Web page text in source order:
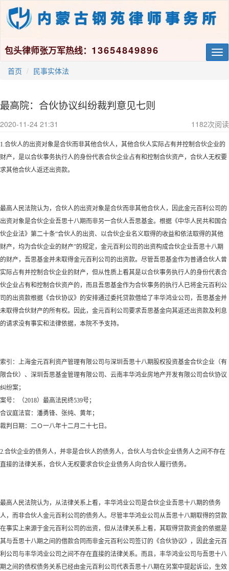
包头律师张万军热线： 13654849896
首页 民事实体法
最高院：合伙协议纠纷裁判意见七则
2020-11-24 21:31 1182次阅读
1.合伙人的出资对象是合伙而非其他合伙人，其他合伙人实际占有并控制合伙企业的
财产，是以合伙事务执行人的身份代表合伙企业占有和控制合伙资产，合伙人无权要
求其他合伙人返还出资款。
最高人民法院认为，合伙人的出资对象是合伙而非其他合伙人，因此金元百利公司的
出资对象是合伙企业吾思十八期而非另一合伙人吾思基金。根据《中华人民共和国合
伙企业法》第二十条“合伙人的出资、以合伙企业名义取得的收益和依法取得的其他
财产，均为合伙企业的财产”的规定，金元百利公司的出资构成合伙企业吾思十八期
的财产，吾思基金并未取得金元百利公司的出资款。尽管吾思基金作为普通合伙人曾
实际占有并控制合伙企业的财产，但从性质上看其是以合伙事务执行人的身份代表合
伙企业占有和控制合伙资产的，而且吾思基金作为合伙事务的执行人已将金元百利公
司的出资款根据《合伙协议》的安排通过委托贷款借给了丰华鸿业公司，吾思基金并
未取得合伙财产的所有权。因此，金元百利公司要求吾思基金向其返还出资款及利息
的请求没有事实和法律依据，本院不予支持。
索引：上海金元百利资产管理有限公司与深圳吾思十八期股权投资基金合伙企业（有
限合伙）、深圳吾思基金管理有限公司、云南丰华鸿业房地产开发有限公司合伙协议
纠纷案；
案号：（2018）最高法民终539号；
合议庭法官：潘勇锋、张纯、黄年；
裁判日期：二Ｏ一八年十二月二十七日。
2.合伙企业的债务人，并非是合伙人的债务人，合伙人与合伙企业债务人之间不存在
直接的法律关系，合伙人无权要求合伙企业债务人向合伙人履行债务。
最高人民法院认为，从法律关系上看，丰华鸿业公司是合伙企业吾思十八期的债务
人，而非合伙人金元百利公司的债务人。尽管丰华鸿业公司从吾思十八期取得的贷款
在事实上来源于金元百利公司的出资，但从法律关系上看，其取得贷款资金的依据是
其与吾思十八期之间的借款合同而非金元百利公司签订的《合伙协议》，因此金元百
利公司与丰华鸿业公司之间不存在直接的法律关系。而且，丰华鸿业公司与吾思十八
期之间的债权债务关系已经由金元百利公司代表吾思十八期在另案中提起诉讼，生效